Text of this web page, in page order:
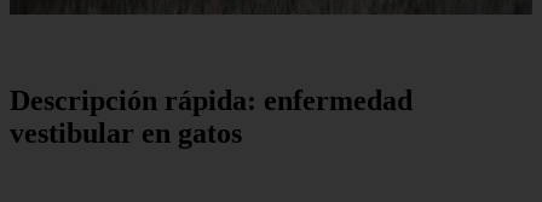
Descripción rápida: enfermedad
vestibular en gatos